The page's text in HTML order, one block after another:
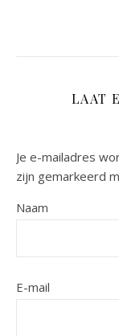
LAAT
Je e-mailadres
zijn gemarkeerd
Naam
E-mail